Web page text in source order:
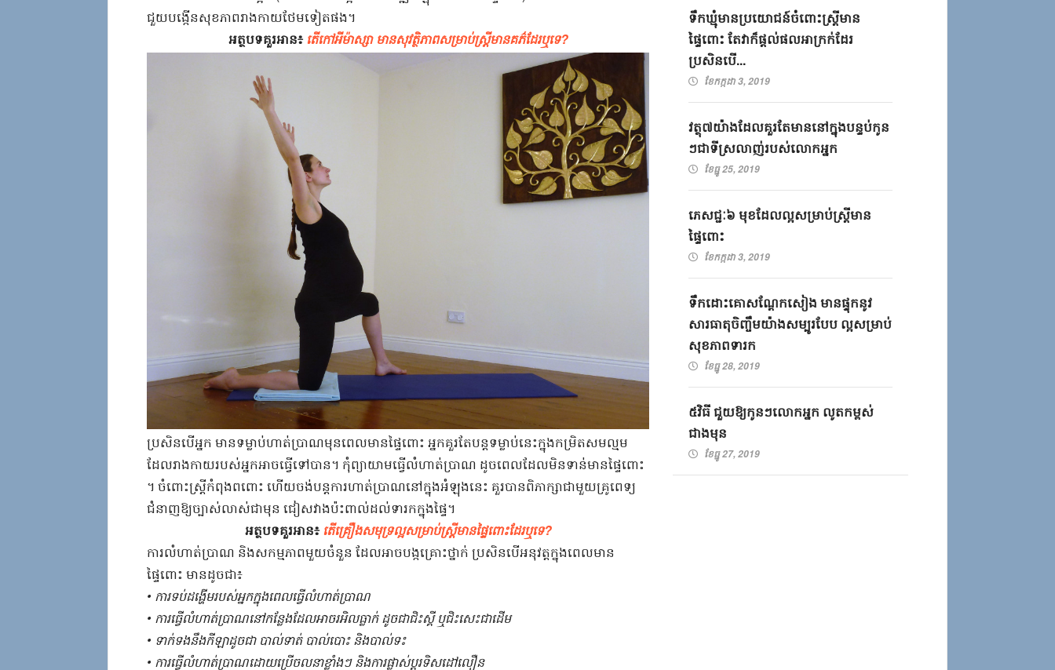
ជួយ​បង្កើន​សុខភាព​រាងកាយ​ថែមទៀត​ផង​។​
អត្ថបទគួរអាន៖តើ​កៅអី​ម៉ាស្សា​ ​មាន​សុវត្ថិភាព​សម្រាប់​ស្រ្តី​មានគភ៌​ដែរ​ឬទេ​?​
ប្រសិនបើ​អ្នក​ ​មានទម្លាប់​ហាត់ប្រាណ​មុន​ពេល​មានផ្ទៃពោះ​ ​អ្នក​គួរតែ​បន្ត​ទម្លាប់​នេះ​ក្នុង​កម្រិត​សម​ល្មម​
ដែល​រាងកាយ​របស់​អ្នក​អាច​ធ្វើ​ទៅ​បាន​។​ ​កុំ​ព្យាយាម​ធ្វើលំ​ហាត់ប្រាណ​ ​ដូច​ពេល​ដែល​មិនទាន់​មានផ្ទៃពោះ​
។​ ​ចំពោះ​ស្ត្រី​កំពុង​ពពោះ​ ​ហើយ​ចង់​បន្ត​ការហាត់ប្រាណ​នៅក្នុង​អំឡុង​នេះ​ ​គួរ​បាន​ពិភាក្សា​ជាមួយ​គ្រូពេទ្យ​
ជំនាញ​ឱ្យ​ច្បាស់លាស់​ជាមុន​ ​ជៀសវាង​ប៉ះពាល់​ដល់​ទារក​ក្នុង​ផ្ទៃ​។​
អត្ថបទគួរអាន៖តើ​គ្រឿង​សមុទ្រ​ល្អ​សម្រាប់​ស្ត្រី​មានផ្ទៃពោះ​ដែរ​ឬទេ​?​
​ការ​លំហាត់​ប្រាណ​ ​និង​សកម្មភាព​មួយចំនួន​ ​ដែល​អាច​បង្ក​គ្រោះថ្នាក់​ ​ប្រសិនបើ​អនុវត្ត​ក្នុង​ពេល​មាន
ផ្ទៃពោះ​ ​មាន​ដូចជា​៖​
​•​ ​ការ​ទប់​ដង្ហើម​របស់​អ្នក​ក្នុង​ពេល​ធ្វើលំ​ហាត់ប្រាណ​
​•​ ​ការ​ធ្វើលំ​ហាត់ប្រាណ​នៅកន្លែង​ដែល​អាច​រអិល​ធ្លាក់​ ​ដូចជា​ជិះ​ស្គី​ ​ឬ​ជិះសេះ​ជាដើម​
​•​ ​ទាក់ទង​នឹង​កីឡា​ដូចជា​ ​បាល់ទាត់​ ​បាល់បោះ​ ​និង​បាល់ទះ​
​•​ ​ការ​ធ្វើលំ​ហាត់ប្រាណ​ដោយ​ប្រើ​ចល​នា​ខ្លាំង​ៗ​ ​និង​ការ​ផ្លាស់​ប្តូរ​ទិសដៅ​លឿន​
ទឹកឃ្មុំ​មានប្រយោជន៍​ចំពោះ​ស្រ្តី​មាន
ផ្ទៃពោះ​ ​តែ​វា​ក៏​ផ្ដល់​ផល​អាក្រក់​ដែរ​ ​
ប្រសិនបើ​.​.​.​
ខែកក្កដា 3, 2019
វត្ថុ៧យ៉ាងដែល​គួរតែ​មាននៅ​ក្នុង​បន្ទប់​កូន​
ៗ​ជាទី​ស្រលាញ់​របស់​លោកអ្នក​
ខែធ្នូ 25, 2019
ភេសជ្ជៈ៦ មុខដែលល្អសម្រាប់ស្រ្តីមាន
ផ្ទៃពោះ
ខែកក្កដា 3, 2019
ទឹកដោះ​គោស​ណ្តែក​សៀង​ ​មាន​ផ្ទុក​នូវ​
សារធាតុ​ចិញ្ចឹម​យ៉ាង​សម្បូរ​បែប​ ​ល្អ​សម្រាប់​
សុខភាព​ទារក​
ខែធ្នូ 28, 2019
៥វិធី​ ​ជួយ​ឱ្យ​កូន​ៗ​លោកអ្នក​ ​លូត​កម្ពស់​
ជាង​មុន​
ខែធ្នូ 27, 2019